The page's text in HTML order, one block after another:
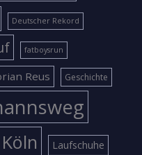
Deutscher Rekord
fatboysrun
Reus Geschichte
Köln Laufschuhe